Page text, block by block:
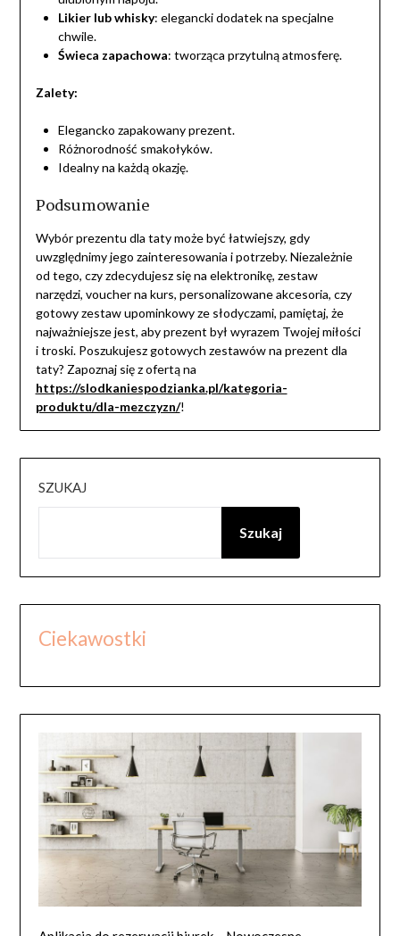
Likier lub whisky: elegancki dodatek na specjalne
chwile.
Świeca zapachowa: tworząca przytulną atmosferę.
Zalety:
Elegancko zapakowany prezent.
Różnorodność smakołyków.
Idealny na każdą okazję.
Podsumowanie
Wybór prezentu dla taty może być łatwiejszy, gdy
uwzględnimy jego zainteresowania i potrzeby. Niezależnie
od tego, czy zdecydujesz się na elektronikę, zestaw
narzędzi, voucher na kurs, personalizowane akcesoria, czy
gotowy zestaw upominkowy ze słodyczami, pamiętaj, że
najważniejsze jest, aby prezent był wyrazem Twojej miłości
i troski. Poszukujesz gotowych zestawów na prezent dla
taty? Zapoznaj się z ofertą na
https://slodkaniespodzianka.pl/kategoria-
produktu/dla-mezczyzn/!
SZUKAJ
Szukaj
Ciekawostki